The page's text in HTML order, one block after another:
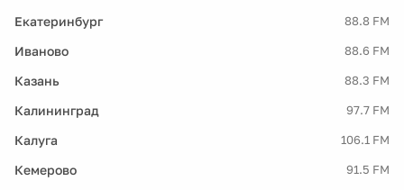
Екатеринбург 88.8 FM
Иваново 88.6 FM
Казань 88.3 FM
Калининград 97.7 FM
Калуга 106.1 FM
Кемерово 91.5 FM